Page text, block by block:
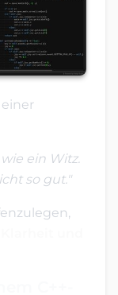
ein Witz.
so gut."